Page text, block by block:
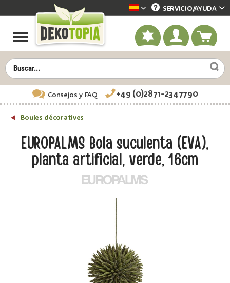
Dekotopia spanisch
SERVICIO/AYUDA
Consejos y FAQ +49 (0)2871-2347790
Boules décoratives
EUROPALMS Bola suculenta (EVA),
planta artificial, verde, 16cm